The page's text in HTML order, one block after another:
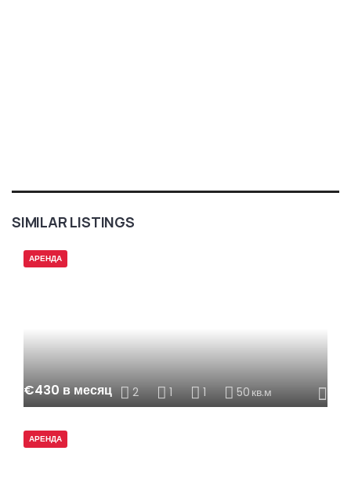
SIMILAR LISTINGS
АРЕНДА
€430 в месяц 2 1 1 50 кв.м
АРЕНДА